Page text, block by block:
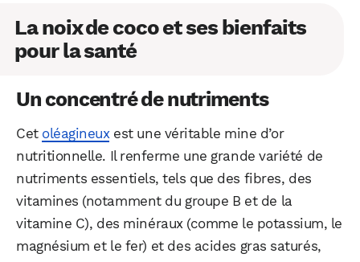
La noix de coco et ses bienfaits
pour la santé
Un concentré de nutriments
Cet oléagineuxest une véritable mine d’or
nutritionnelle. Il renferme une grande variété de
nutriments essentiels, tels que des fibres, des
vitamines (notamment du groupe B et de la
vitamine C), des minéraux (comme le potassium, le
magnésium et le fer) et des acides gras saturés,